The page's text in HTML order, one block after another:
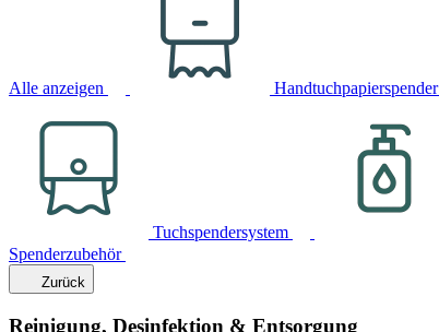
Alle anzeigen Handtuchpapierspender
Tuchspendersystem
Spenderzubehör
Zurück
Reinigung, Desinfektion & Entsorgung